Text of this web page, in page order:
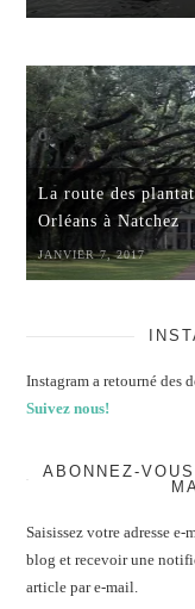
La route des
Orléans à Natchez
JANVIER 7, 2017
Instagram a retourné des
Suivez nous!
ABONNEZ-
Saisissez votre adresse
blog et recevoir une
article par e-mail.